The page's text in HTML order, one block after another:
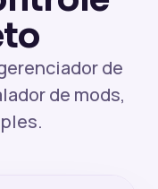
de
de mods,